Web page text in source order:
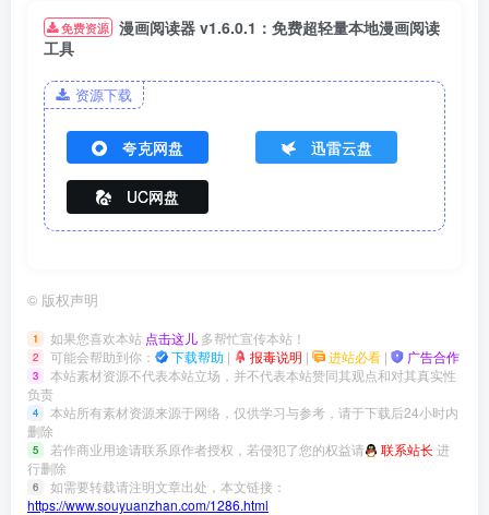
免费资源 漫画阅读器 v1.6.0.1：免费超轻量本地漫画阅读
工具
资源下载
夸克网盘 迅雷云盘
UC网盘
© 版权声明
1 如果您喜欢本站 点击这儿 多帮忙宣传本站！
2 可能会帮助到你： 下载帮助 | 报毒说明 | 进站必看 | 广告合作
3
本站素材资源不代表本站立场，并不代表本站赞同其观点和对其真实性
负责
4
本站所有素材资源来源于网络，仅供学习与参考，请于下载后24小时内
删除
5 若作商业用途请联系原作者授权，若侵犯了您的权益请 联系站长 进
行删除
6
如需要转载请注明文章出处，本文链接：
https://www.souyuanzhan.com/1286.html